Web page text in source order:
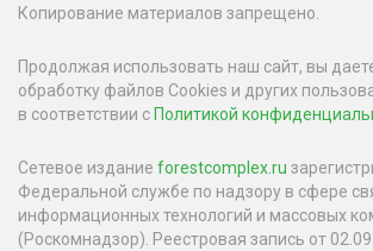
Копирование материалов запрещено.
Продолжая использовать наш сайт, вы
обработку файлов Cookies и других
в соответствии с Политикой
Сетевое издание forestcomplex.ru
Федеральной службе по надзору в сфере
информационных технологий и массовых
(Роскомнадзор). Реестровая запись от